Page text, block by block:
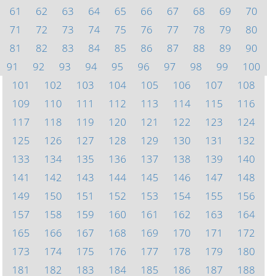
61
62 63 64 65 66 67 68 69
70
71
72 73 74 75 76 77 78 79
80
81
82 83 84 85 86 87 88 89
90
91
92 93 94 95 96 97 98 99
100
101
102 103 104 105 106 107
108
109
110 111 112 113 114 115
116
117
118 119 120 121 122 123
124
125
126 127 128 129 130 131
132
133
134 135 136 137 138 139
140
141
142 143 144 145 146 147
148
149
150 151 152 153 154 155
156
157
158 159 160 161 162 163
164
165
166 167 168 169 170 171
172
173
174 175 176 177 178 179
180
181
182 183 184 185 186 187
188